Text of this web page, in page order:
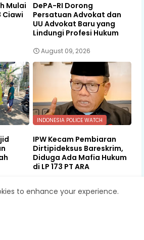
Mulai
Ciawi
DePA-RI Dorong
Persatuan Advokat dan
UU Advokat Baru yang
Lindungi Profesi Hukum
August 09, 2026
INDONESIA POLICE WATCH
IPW Kecam Pembiaran
Dirtipideksus Bareskrim,
Diduga Ada Mafia Hukum
di LP 173 PT ARA
to enhance your experience.